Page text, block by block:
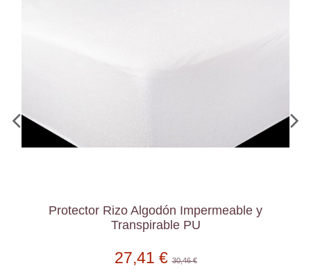
Protector Rizo Algodón Impermeable y
Transpirable PU
27,41 €30,46 €